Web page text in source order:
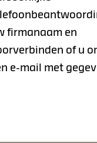
firmanaam en
of u
e-mail met